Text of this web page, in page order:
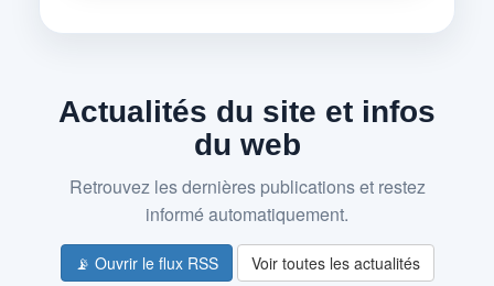
Actualités du site et infos
du web
Retrouvez les dernières publications et restez
informé automatiquement.
📡 Ouvrir le flux RSS Voir toutes les actualités